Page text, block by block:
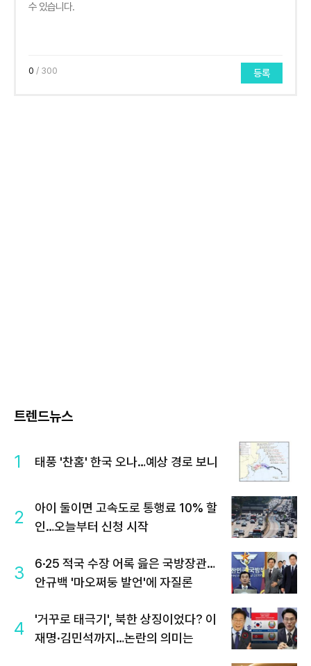
0 / 300 등록
트렌드뉴스
1 태풍 '찬홈' 한국 오나…예상 경로 보니
2
아이 둘이면 고속도로 통행료 10% 할
인…오늘부터 신청 시작
3
6·25 적국 수장 어록 읊은 국방장관…
안규백 '마오쩌둥 발언'에 자질론
4
'거꾸로 태극기', 북한 상징이었다? 이
재명·김민석까지…논란의 의미는